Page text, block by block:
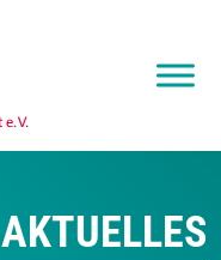
AKTUELLES